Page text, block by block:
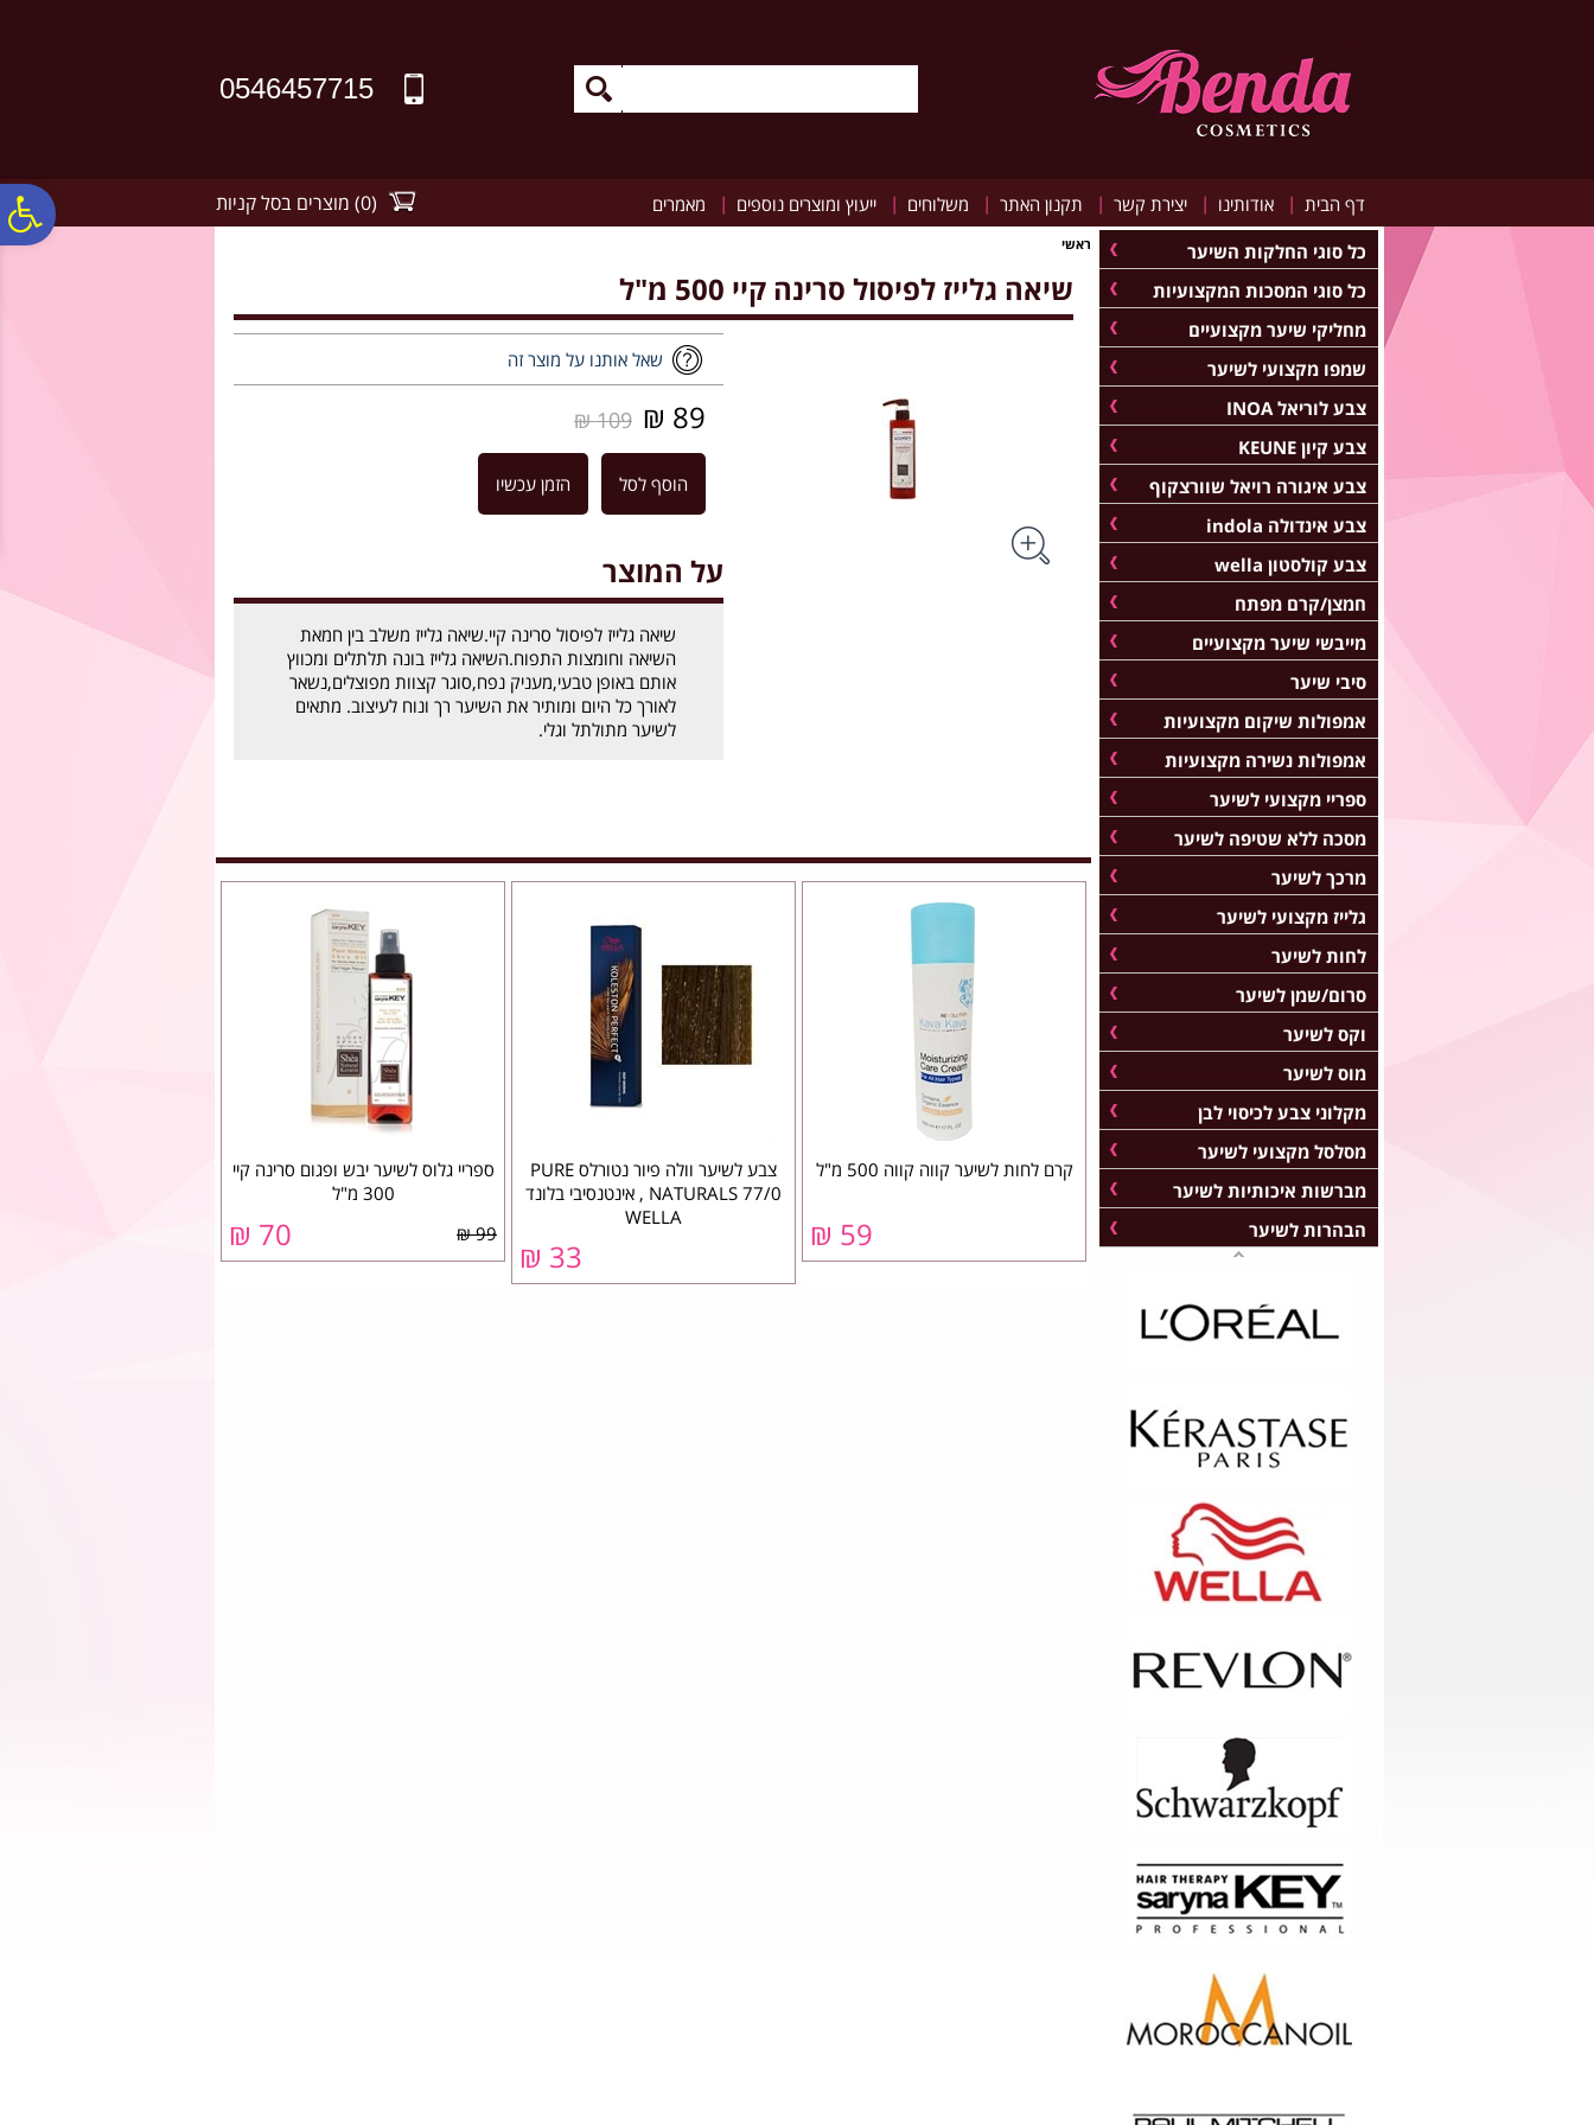
0546457715
דף הבית | אודותינו | יצירת קשר | תקנון האתר | משלוחים | ייעוץ ומוצרים נוספים | מאמרים (
0
) מוצרים בסל קניות
ראשי
שיאה גלייז לפיסול סרינה קיי 500 מ"ל
שאל אותנו על מוצר זה
89 ₪
109 ₪
הוסף לסל הזמן עכשיו
על המוצר
שיאה גלייז לפיסול סרינה קיי.שיאה גלייז משלב בין חמאת
השיאה וחומצות התפוח.השיאה גלייז בונה תלתלים ומכווץ
אותם באופן טבעי,מעניק נפח,סוגר קצוות מפוצלים,נשאר
לאורך כל היום ומותיר את השיער רך ונוח לעיצוב. מתאים
לשיער מתולתל וגלי.
קרם לחות לשיער קווה קווה 500 מ"ל
59 ₪
צבע לשיער וולה פיור נטורלס PURE
NATURALS 77/0 , אינטנסיבי בלונד
WELLA
33 ₪
ספריי גלוס לשיער יבש ופגום סרינה קיי
300 מ"ל
99 ₪
70 ₪
כל סוגי החלקות השיער
כל סוגי המסכות המקצועיות
מחליקי שיער מקצועיים
שמפו מקצועי לשיער
צבע לוריאל INOA
צבע קיון KEUNE
צבע איגורה רויאל שוורצקוף
צבע אינדולה indola
צבע קולסטון wella
חמצן/קרם מפתח
מייבשי שיער מקצועיים
סיבי שיער
אמפולות שיקום מקצועיות
אמפולות נשירה מקצועיות
ספריי מקצועי לשיער
מסכה ללא שטיפה לשיער
מרכך לשיער
גלייז מקצועי לשיער
לחות לשיער
סרום/שמן לשיער
וקס לשיער
מוס לשיער
מקלוני צבע לכיסוי לבן
מסלסל מקצועי לשיער
מברשות איכותיות לשיער
הבהרות לשיער